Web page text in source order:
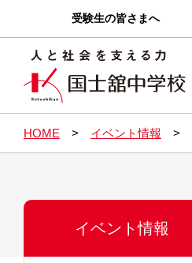
受験生の皆さまへ
HOME イベント情報
イベント情報